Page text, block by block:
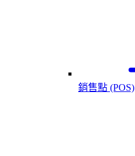
銷售點 (POS)